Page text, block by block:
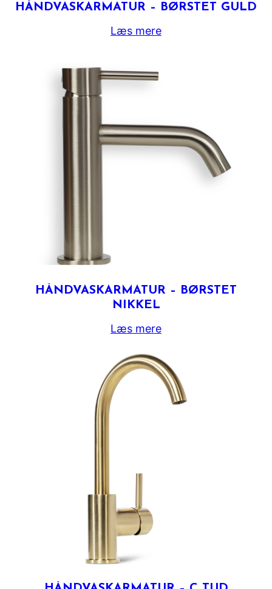
HÅNDVASKARMATUR – BØRSTET GULD
Læs mere
HÅNDVASKARMATUR – BØRSTET
NIKKEL
Læs mere